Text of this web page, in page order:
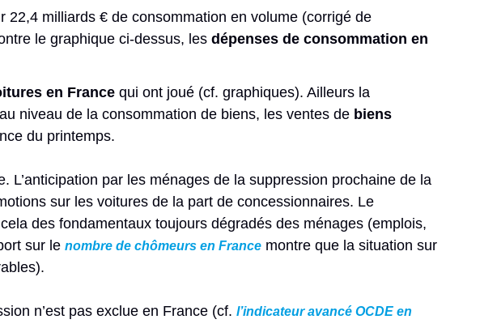
milliards € de consommation en volume (corrigé de
le graphique ci-dessus, les dépenses de consommation en
en France qui ont joué (cf. graphiques). Ailleurs la
niveau de la consommation de biens, les ventes de biens
du printemps.
L’anticipation par les ménages de la suppression prochaine de la
sur les voitures de la part de concessionnaires. Le
des fondamentaux toujours dégradés des ménages (emplois,
sur le nombre de chômeurs en France montre que la situation sur
n’est pas exclue en France (cf. l’indicateur avancé OCDE en